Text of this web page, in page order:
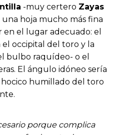
-muy certero Zayas
hoja mucho más fina
el lugar adecuado: el
occipital del toro y la
bulbo raquídeo- o el
El ángulo idóneo sería
humillado del toro
porque complica